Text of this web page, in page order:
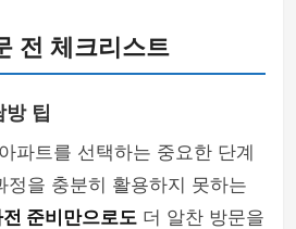
전 체크리스트
방 팁
파트를 선택하는 중요한 단계
정을 충분히 활용하지 못하는
준비만으로도 더 알찬 방문을